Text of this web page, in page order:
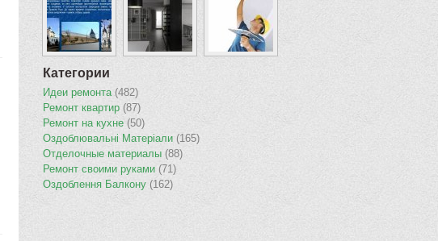
Категории
Идеи ремонта(482)
Ремонт квартир (87)
Ремонт на кухне (50)
Оздоблювальнi Матерiали (165)
Отделочные материалы (88)
Ремонт своими руками (71)
Оздоблення Балкону (162)